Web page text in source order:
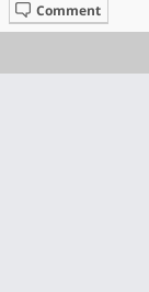
Comment